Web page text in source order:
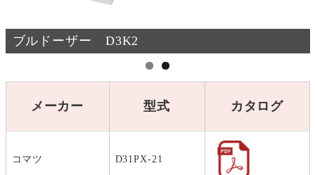
ブルドーザー D31PX-21
メーカー 型式 カタログ
コマツ D31PX-21